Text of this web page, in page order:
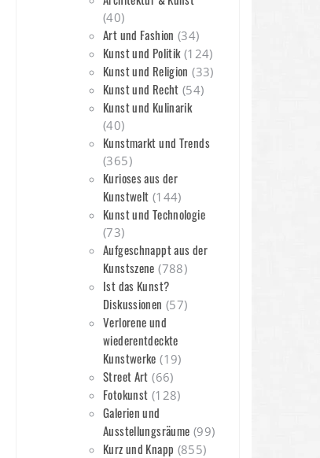
(40)
Art und Fashion (34)
Kunst und Politik(124)
Kunst und Religion (33)
Kunst und Recht (54)
Kunst und Kulinarik
(40)
Kunstmarkt und Trends
(365)
Kurioses aus der
Kunstwelt (144)
Kunst und Technologie
(73)
Aufgeschnappt aus der
Kunstszene (788)
Ist das Kunst?
Diskussionen (57)
Verlorene und
wiederentdeckte
Kunstwerke (19)
Street Art (66)
Fotokunst (128)
Galerien und
Ausstellungsräume (99)
Kurz und Knapp (855)